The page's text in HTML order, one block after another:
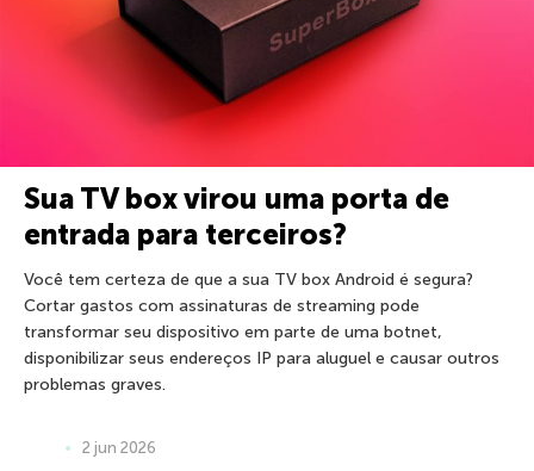
Sua TV box virou uma porta de
entrada para terceiros?
Você tem certeza de que a sua TV box Android é segura?
Cortar gastos com assinaturas de streaming pode
transformar seu dispositivo em parte de uma botnet,
disponibilizar seus endereços IP para aluguel e causar outros
problemas graves.
2 jun 2026